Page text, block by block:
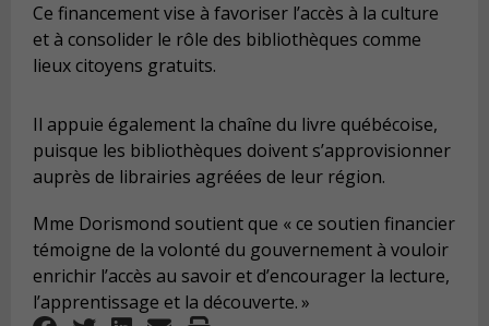
Ce financement vise à favoriser l’accès à la culture
et à consolider le rôle des bibliothèques comme
lieux citoyens gratuits.
Il appuie également la chaîne du livre québécoise,
puisque les bibliothèques doivent s’approvisionner
auprès de librairies agréées de leur région.
Mme Dorismond soutient que « ce soutien financier
témoigne de la volonté du gouvernement à vouloir
enrichir l’accès au savoir et d’encourager la lecture,
l’apprentissage et la découverte. »